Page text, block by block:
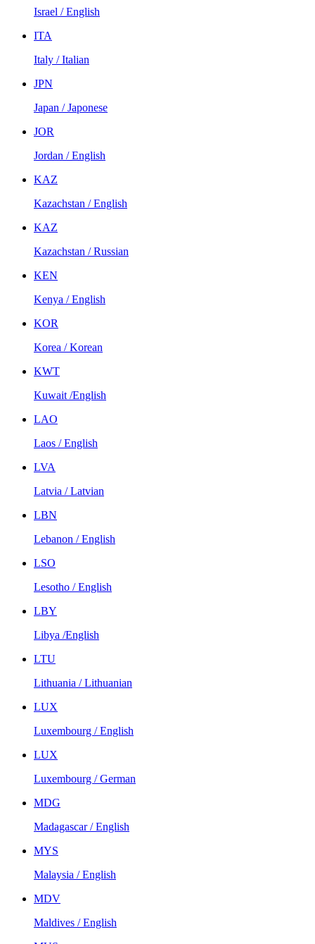
Israel / English
ITA
Italy / Italian
JPN
Japan / Japonese
JOR
Jordan / English
KAZ
Kazachstan / English
KAZ
Kazachstan / Russian
KEN
Kenya / English
KOR
Korea / Korean
KWT
Kuwait /English
LAO
Laos / English
LVA
Latvia / Latvian
LBN
Lebanon / English
LSO
Lesotho / English
LBY
Libya /English
LTU
Lithuania / Lithuanian
LUX
Luxembourg / English
LUX
Luxembourg / German
MDG
Madagascar / English
MYS
Malaysia / English
MDV
Maldives / English